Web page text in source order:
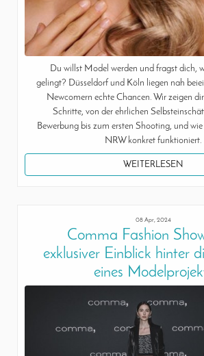
Du willst Model werden und fragst dich,
gelingt? Düsseldorf und Köln liegen nah
Newcomern echte Chancen. Wir zeigen
Schritte, von der ehrlichen
Bewerbung bis zum ersten Shooting, und
NRW konkret funktioniert.
WEITERLESEN
08 Apr, 2024
Comma Fashion
exklusiver Einblick hinter
eines